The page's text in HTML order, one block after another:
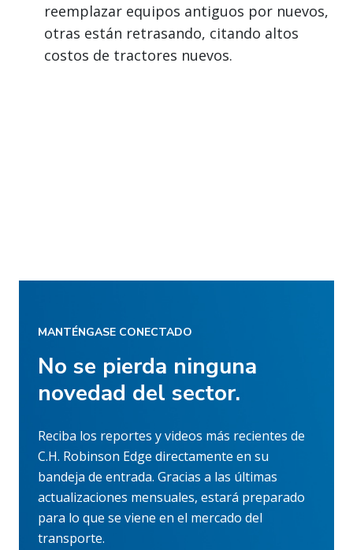
reemplazar equipos antiguos por nuevos,
otras están retrasando, citando altos
costos de tractores nuevos.
MANTÉNGASE CONECTADO
No se pierda ninguna
novedad del sector.
Reciba los reportes y videos más recientes de
C.H. Robinson Edge directamente en su
bandeja de entrada. Gracias a las últimas
actualizaciones mensuales, estará preparado
para lo que se viene en el mercado del
transporte.